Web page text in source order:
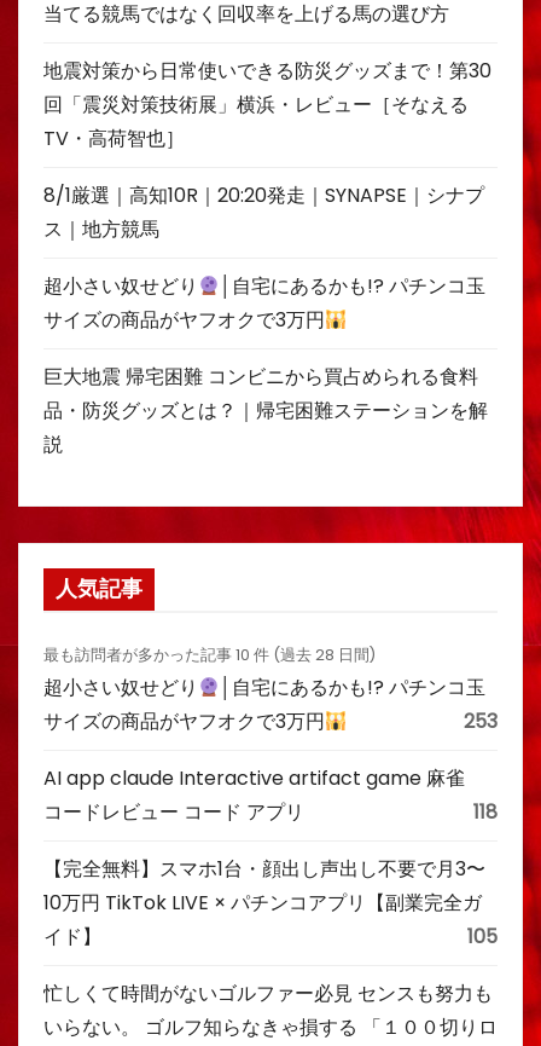
当てる競馬ではなく回収率を上げる馬の選び方
地震対策から日常使いできる防災グッズまで！第30
回「震災対策技術展」横浜・レビュー［そなえる
TV・高荷智也］
8/1厳選｜高知10R｜20:20発走｜SYNAPSE｜シナプ
ス｜地方競馬
超小さい奴せどり
│自宅にあるかも!? パチンコ玉
サイズの商品がヤフオクで3万円
巨大地震 帰宅困難 コンビニから買占められる食料
品・防災グッズとは？｜帰宅困難ステーションを解
説
人気記事
最も訪問者が多かった記事 10 件 (過去 28 日間)
超小さい奴せどり
│自宅にあるかも!? パチンコ玉
サイズの商品がヤフオクで3万円
253
AI app claude Interactive artifact game 麻雀
コードレビュー コード アプリ
118
【完全無料】スマホ1台・顔出し声出し不要で月3〜
10万円 TikTok LIVE × パチンコアプリ【副業完全ガ
イド】
105
忙しくて時間がないゴルファー必見 センスも努力も
いらない。 ゴルフ知らなきゃ損する 「１００切りロ